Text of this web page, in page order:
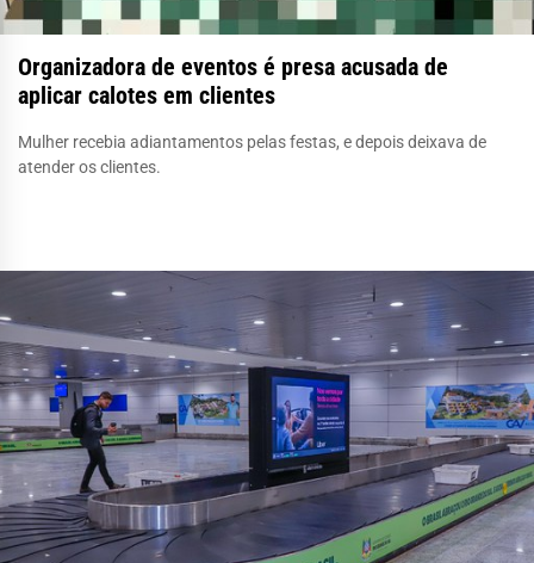
Organizadora de eventos é presa acusada de
aplicar calotes em clientes
Mulher recebia adiantamentos pelas festas, e depois deixava de
atender os clientes.